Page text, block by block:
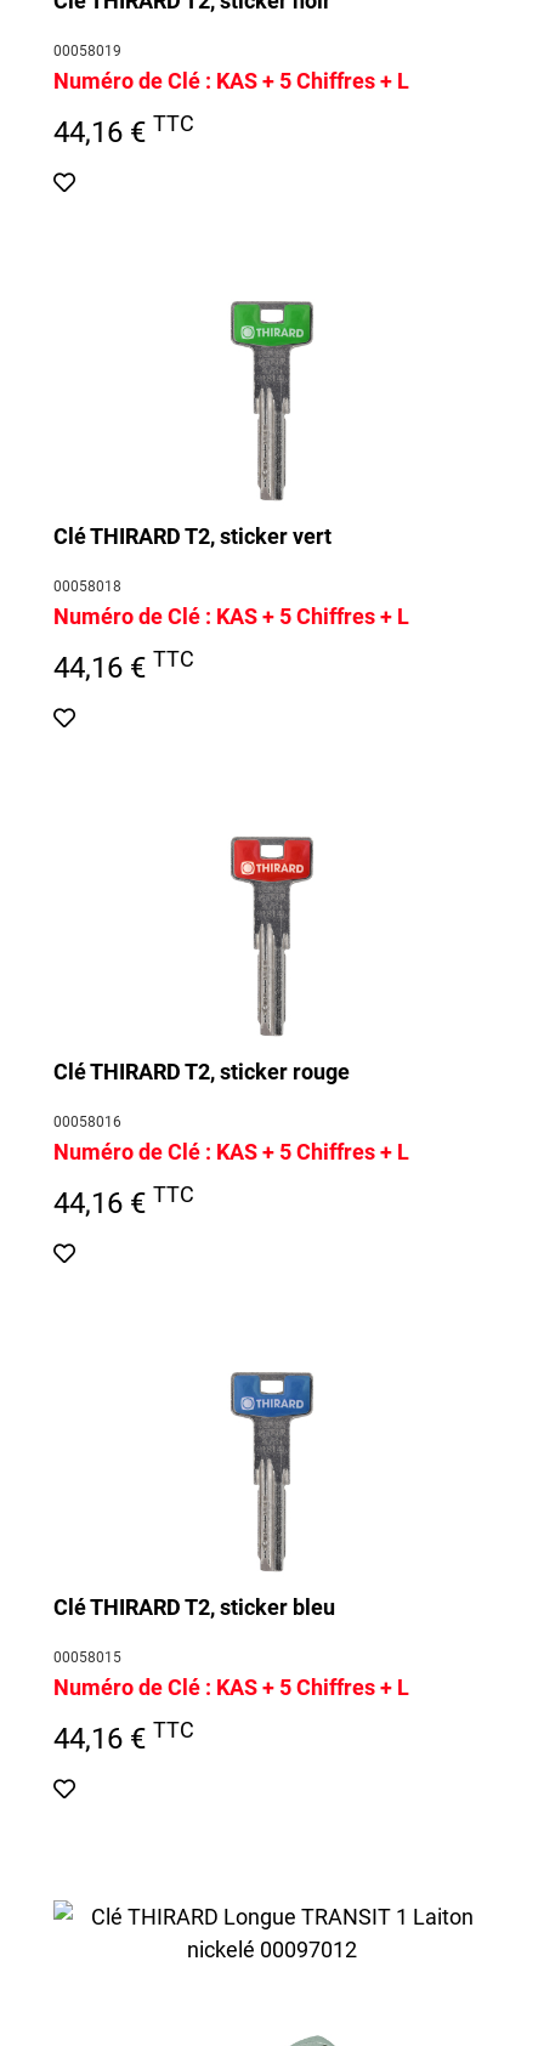
00058019
Numéro de Clé : KAS + 5 Chiffres + L
44,16 € TTC
Clé THIRARD T2, sticker vert
00058018
Numéro de Clé : KAS + 5 Chiffres + L
44,16 € TTC
Clé THIRARD T2, sticker rouge
00058016
Numéro de Clé : KAS + 5 Chiffres + L
44,16 € TTC
Clé THIRARD T2, sticker bleu
00058015
Numéro de Clé : KAS + 5 Chiffres + L
44,16 € TTC